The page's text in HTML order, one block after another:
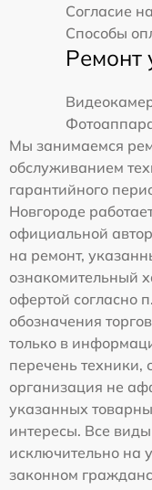
Согласие
Способы
Ремонт
Мы занимаемся
обслуживанием
гарантийного
Новгороде
официальной
на ремонт,
ознакомительный
офертой согласно
обозначения
только в
перечень
организация не
указанных
интересы. Все
исключительно на
законном